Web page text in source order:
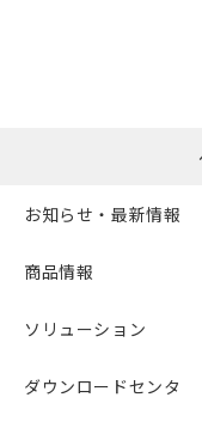
お知らせ・最新情報
商品情報
ソリューション
ダウンロードセンタ